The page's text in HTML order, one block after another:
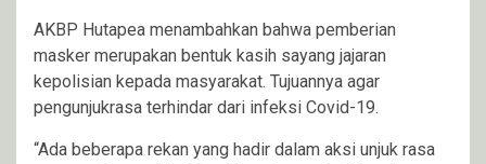
AKBP Hutapea menambahkan bahwa pemberian
masker merupakan bentuk kasih sayang jajaran
kepolisian kepada masyarakat. Tujuannya agar
pengunjukrasa terhindar dari infeksi Covid-19.
“Ada beberapa rekan yang hadir dalam aksi unjuk rasa